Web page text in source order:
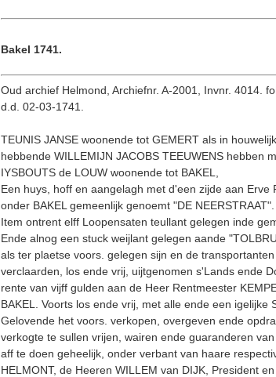
Bakel 1741.
Oud archief Helmond, Archiefnr. A-2001, Invnr. 4014.
d.d. 02-03-1741.
TEUNIS JANSE woonende tot GEMERT als in
hebbende WILLEMIJN JACOBS TEEUWENS hebben
IYSBOUTS de LOUW woonende tot BAKEL,
Een huys, hoff en aangelagh met d'een zijde aan
onder BAKEL gemeenlijk genoemt "DE NEERSTRAAT".
Item ontrent elff Loopensaten teullant gelegen inde
Ende alnog een stuck weijlant gelegen aande
als ter plaetse voors. gelegen sijn en de
verclaarden, los ende vrij, uijtgenomen s'Lands ende
rente van vijff gulden aan de Heer Rentmeester
BAKEL. Voorts los ende vrij, met alle ende een
Gelovende het voors. verkopen, overgeven ende
verkogte te sullen vrijen, wairen ende guaranderen
aff te doen geheelijk, onder verbant van haare
HELMONT, de Heeren WILLEM van DIJK, President